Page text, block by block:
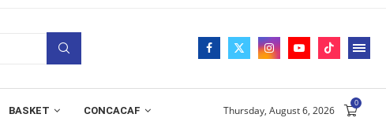
BASKET CONCACAF Thursday, August 6, 2026
0